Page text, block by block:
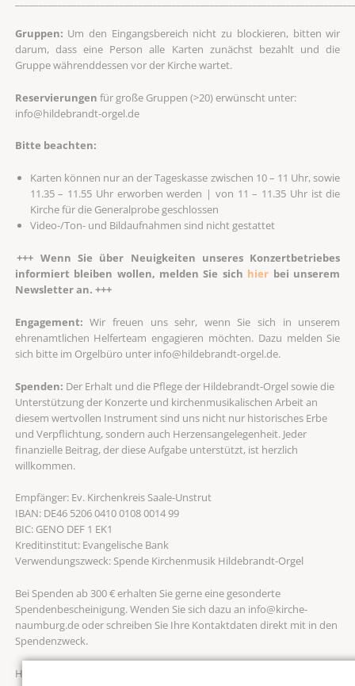
Gruppen: Um den Eingangsbereich nicht zu blockieren, bitten wir
darum, dass eine Person alle Karten zunächst bezahlt und die
Gruppe währenddessen vor der Kirche wartet.
Reservierungen für große Gruppen (>20) erwünscht unter:
info@hildebrandt-orgel.de
Bitte beachten:
Karten können nur an der Tageskasse zwischen 10 – 11 Uhr, sowie
11.35 – 11.55 Uhr erworben werden | von 11 – 11.35 Uhr ist die
Kirche für die Generalprobe geschlossen
Video-/Ton- und Bildaufnahmen sind nicht gestattet
+++ Wenn Sie über Neuigkeiten unseres Konzertbetriebes
informiert bleiben wollen, melden Sie sich hier bei unserem
Newsletter an. +++
Engagement: Wir freuen uns sehr, wenn Sie sich in unserem
ehrenamtlichen Helferteam engagieren möchten. Dazu melden Sie
sich bitte im Orgelbüro unter info@hildebrandt-orgel.de.
Spenden: Der Erhalt und die Pflege der Hildebrandt-Orgel sowie die
Unterstützung der Konzerte und kirchenmusikalischen Arbeit an
diesem wertvollen Instrument sind uns nicht nur historisches Erbe
und Verpflichtung, sondern auch Herzensangelegenheit. Jeder
finanzielle Beitrag, der diese Aufgabe unterstützt, ist herzlich
willkommen.
Empfänger: Ev. Kirchenkreis Saale-Unstrut
IBAN: DE46 5206 0410 0108 0014 99
BIC: GENO DEF 1 EK1
Kreditinstitut: Evangelische Bank
Verwendungszweck: Spende Kirchenmusik Hildebrandt-Orgel
Bei Spenden ab 300 € erhalten Sie gerne eine gesonderte
Spendenbescheinigung. Wenden Sie sich dazu an info@kirche-
naumburg.de oder schreiben Sie Ihre Kontaktdaten direkt mit in den
Spendenzweck.
Haben Sie herzlichen Dank für Ihre Unterstützung und Ihr Interesse